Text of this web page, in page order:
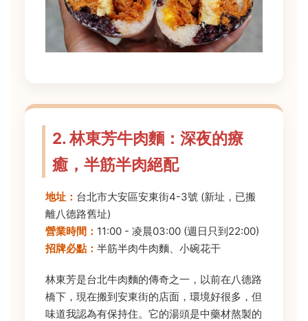
2. 林東芳牛肉麵：深夜的療
癒，半筋半肉絕配
地址： 台北市大安區安東街4-3號 (新址，已搬
離八德路舊址)
營業時間： 11:00 - 凌晨03:00 (週日只到22:00)
招牌必點： 半筋半肉牛肉麵、小碗花干
林東芳是台北牛肉麵的傳奇之一，以前在八德路
橋下，現在搬到安東街的店面，環境好很多，但
味道我認為有保持住。它的湯頭是中藥材熬製的